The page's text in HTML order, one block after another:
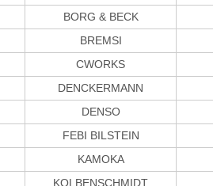
BORG & BECK
BREMSI
CWORKS
DENCKERMANN
DENSO
FEBI BILSTEIN
KAMOKA
KOLBENSCHMIDT